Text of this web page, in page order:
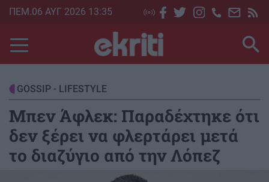
Skip
main
content
ΠΕΜ.06 ΑΥΓ 2026 13:35
GOSSIP - LIFESTYLE
Μπεν Άφλεκ: Παραδέχτηκε ότι
δεν ξέρει να φλερτάρει μετά
το διαζύγιο από την Λόπεζ